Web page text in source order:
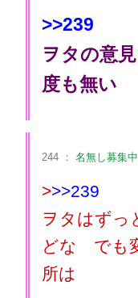
>>239
ヲタの意
度も無い
244 ： 名無し募集
>>>239
ヲタはずっ
どな でも
所は